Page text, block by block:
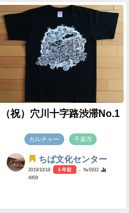
（祝）穴川十字路渋滞No.1
カルチャー 千葉市
ちば文化センター
2019/10/18 6 年前
- №5933
4959